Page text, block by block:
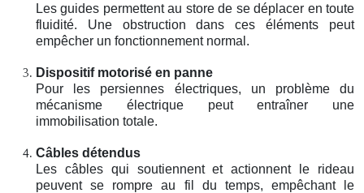
Les guides permettent au store de se déplacer en toute
fluidité. Une obstruction dans ces éléments peut
empêcher un fonctionnement normal.
Dispositif motorisé en panne
Pour les persiennes électriques, un problème du
mécanisme électrique peut entraîner une
immobilisation totale.
Câbles détendus
Les câbles qui soutiennent et actionnent le rideau
peuvent se rompre au fil du temps, empêchant le